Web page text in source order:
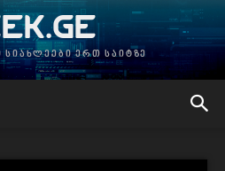
ერთ საიტზე